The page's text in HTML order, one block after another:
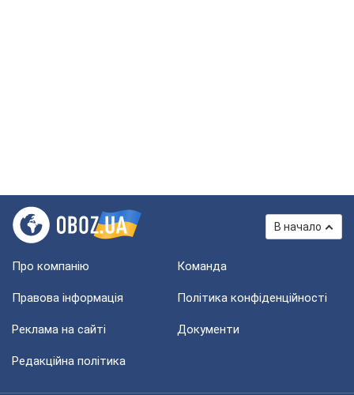
В начало
Про компанію Команда
Правова інформація Політика конфіденційності
Реклама на сайті Документи
Редакційна політика